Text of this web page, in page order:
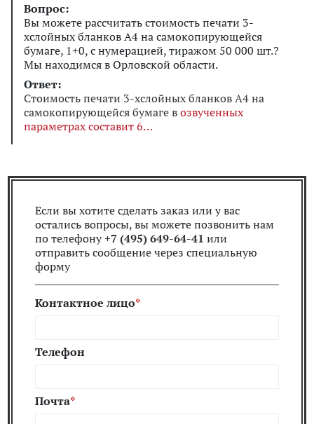
Вопрос:
Вы можете рассчитать стоимость печати 3-
хслойных бланков А4 на самокопирующейся
бумаге, 1+0, с нумерацией, тиражом 50 000 шт.?
Мы находимся в Орловской области.
Ответ:
Стоимость печати 3-хслойных бланков А4 на
самокопирующейся бумаге возвученных
параметрах составит 6
Если вы хотите сделать заказ или у вас
остались вопросы, вы можете позвонить нам
по телефону+7 (495) 649-64-41 или
отправить сообщение через специальную
форму
Контактное лицо
Телефон
Почта